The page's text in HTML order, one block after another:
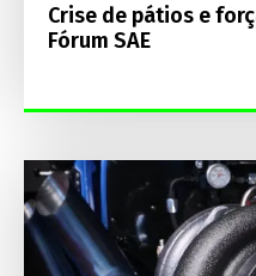
Crise de pátios e
Fórum SAE